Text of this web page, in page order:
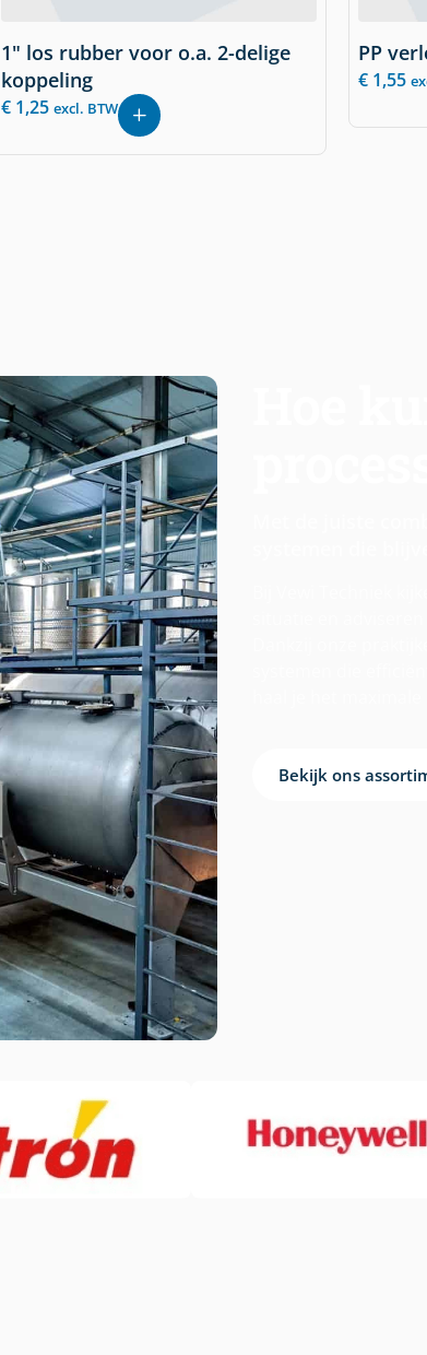
1" los rubber voor o.a. 2-delige
koppeling
€ 1,25 excl. BTW
PP
€ 1,55
Bekijk ons